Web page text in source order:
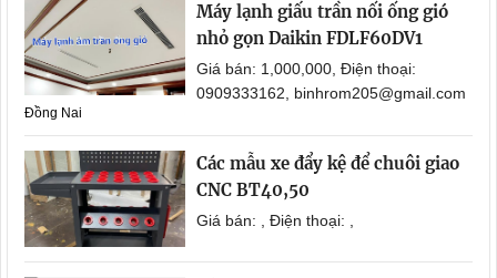
Máy lạnh giấu trần nối ống gió
nhỏ gọn Daikin FDLF60DV1
Giá bán: 1,000,000, Điện thoại:
0909333162, binhrom205@gmail.com
Đồng Nai
Các mẫu xe đẩy kệ để chuôi giao
CNC BT40,50
Giá bán: , Điện thoại: ,